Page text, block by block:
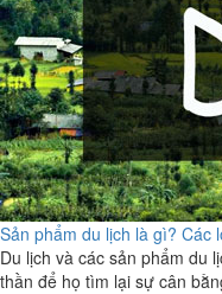
Sản phẩm du lịch là gì? Các
Du lịch và các sản phẩm du
thần để họ tìm lại sự cân